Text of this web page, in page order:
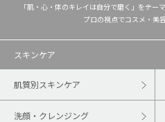
「肌・心・体のキレイは自分で磨く」をテ
プロの視点でコスメ・美
スキンケア
肌質別スキンケア
洗顔・クレンジング